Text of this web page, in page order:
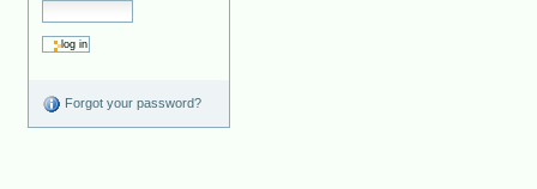
Forgot your password?